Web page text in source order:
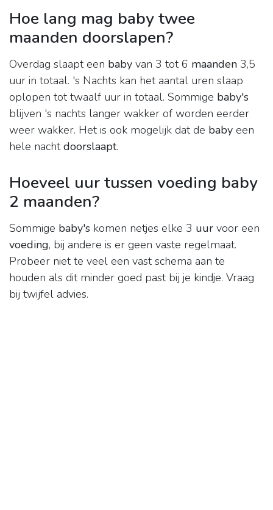
Hoe lang mag baby twee
maanden doorslapen?
Overdag slaapt een baby van 3 tot 6 maanden 3,5
uur in totaal. 's Nachts kan het aantal uren slaap
oplopen tot twaalf uur in totaal. Sommige baby's
blijven 's nachts langer wakker of worden eerder
weer wakker. Het is ook mogelijk dat de baby een
hele nachtdoorslaapt.
Hoeveel uur tussen voeding baby
2 maanden?
Sommige baby's komen netjes elke 3 uur voor een
voeding, bij andere is er geen vaste regelmaat.
Probeer niet te veel een vast schema aan te
houden als dit minder goed past bij je kindje. Vraag
bij twijfel advies.